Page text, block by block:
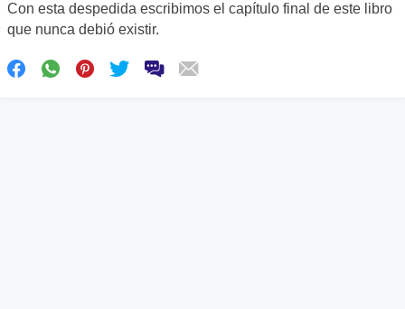
Con esta despedida escribimos el capítulo final de este libro
que nunca debió existir.